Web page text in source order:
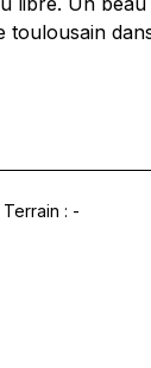
et une salle
Terrain : -